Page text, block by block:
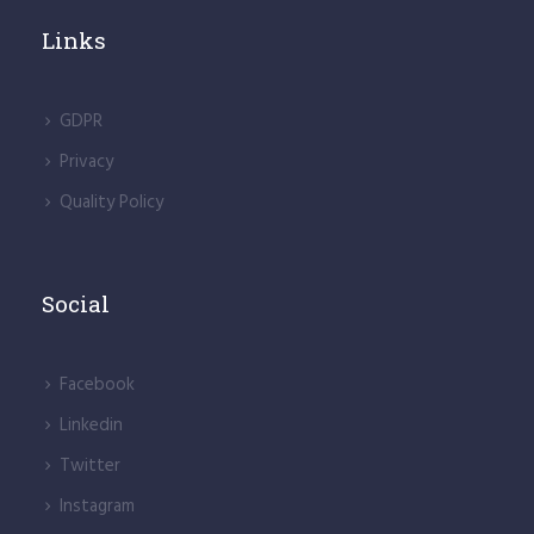
Links
GDPR
Privacy
Quality Policy
Social
Facebook
Linkedin
Twitter
Instagram